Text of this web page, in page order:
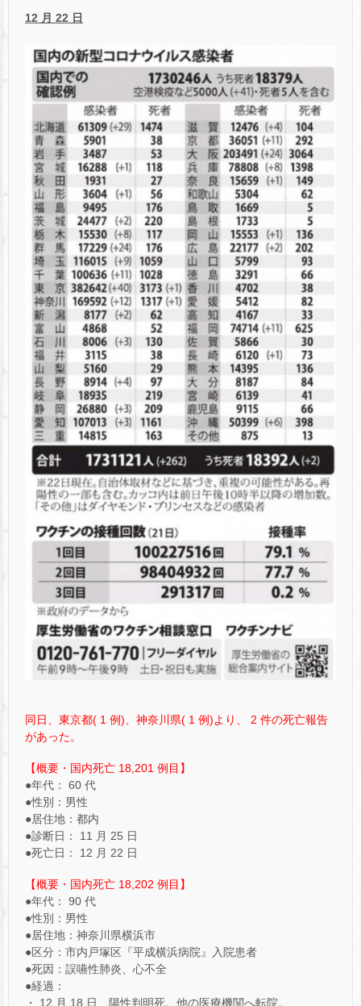
12 月 22 日
同日、東京都( 1 例)、神奈川県( 1 例)より、 2 件の死亡報告
があった。
【概要・国内死亡 18,201 例目】
●年代： 60 代
●性別：男性
●居住地：都内
●診断日： 11 月 25 日
●死亡日： 12 月 22 日
【概要・国内死亡 18,202 例目】
●年代： 90 代
●性別：男性
●居住地：神奈川県横浜市
●区分：市内戸塚区『平成横浜病院』入院患者
●死因：誤嚥性肺炎、心不全
●経過：
・ 12 月 18 日、陽性判明死。他の医療機関へ転院。